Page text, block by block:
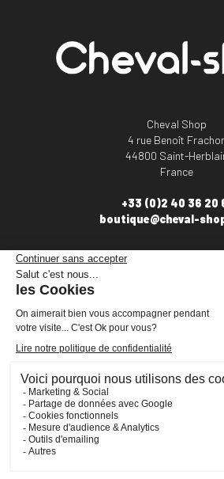
Cheval Shop
4 rue Benoît
44800 Saint-
France
+33 (0)2 40 36 20
boutique@cheval-
VOTRE COMPTE
INFORMATIONS
NOS SERVICES